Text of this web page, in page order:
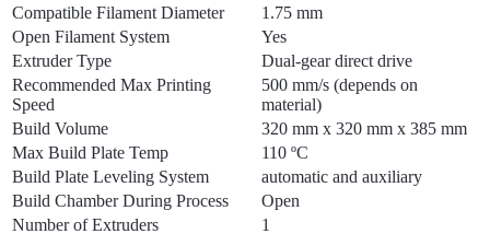
Compatible Filament Diameter
1.75 mm
Open Filament System
Yes
Extruder Type
Dual-gear direct drive
Recommended Max Printing
Speed
500 mm/s (depends on
material)
Build Volume
320 mm x 320 mm x 385 mm
Max Build Plate Temp
110 ºC
Build Plate Leveling System
automatic and auxiliary
Build Chamber During Process
Open
Number of Extruders
1